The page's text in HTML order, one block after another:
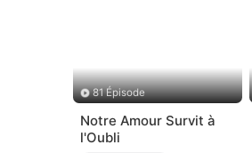
81 Épisode
Notre Amour Survit à
l'Oubli